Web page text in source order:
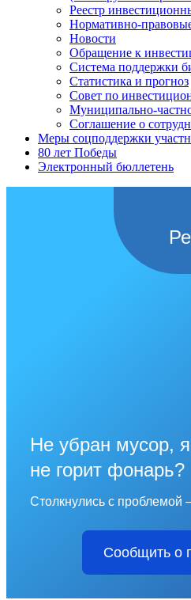
Реестр
Нормативно-
Новости
Обращение к
Система поддержки
Статистика и прогноз
Совет по
Муниципально-
Соглашение о
Меры соцподдержки
80 лет Победы
Электронный бюллетень
Не убран мусор,
не горит фонарь?
Столкнулись с проблемой
Сообщить о